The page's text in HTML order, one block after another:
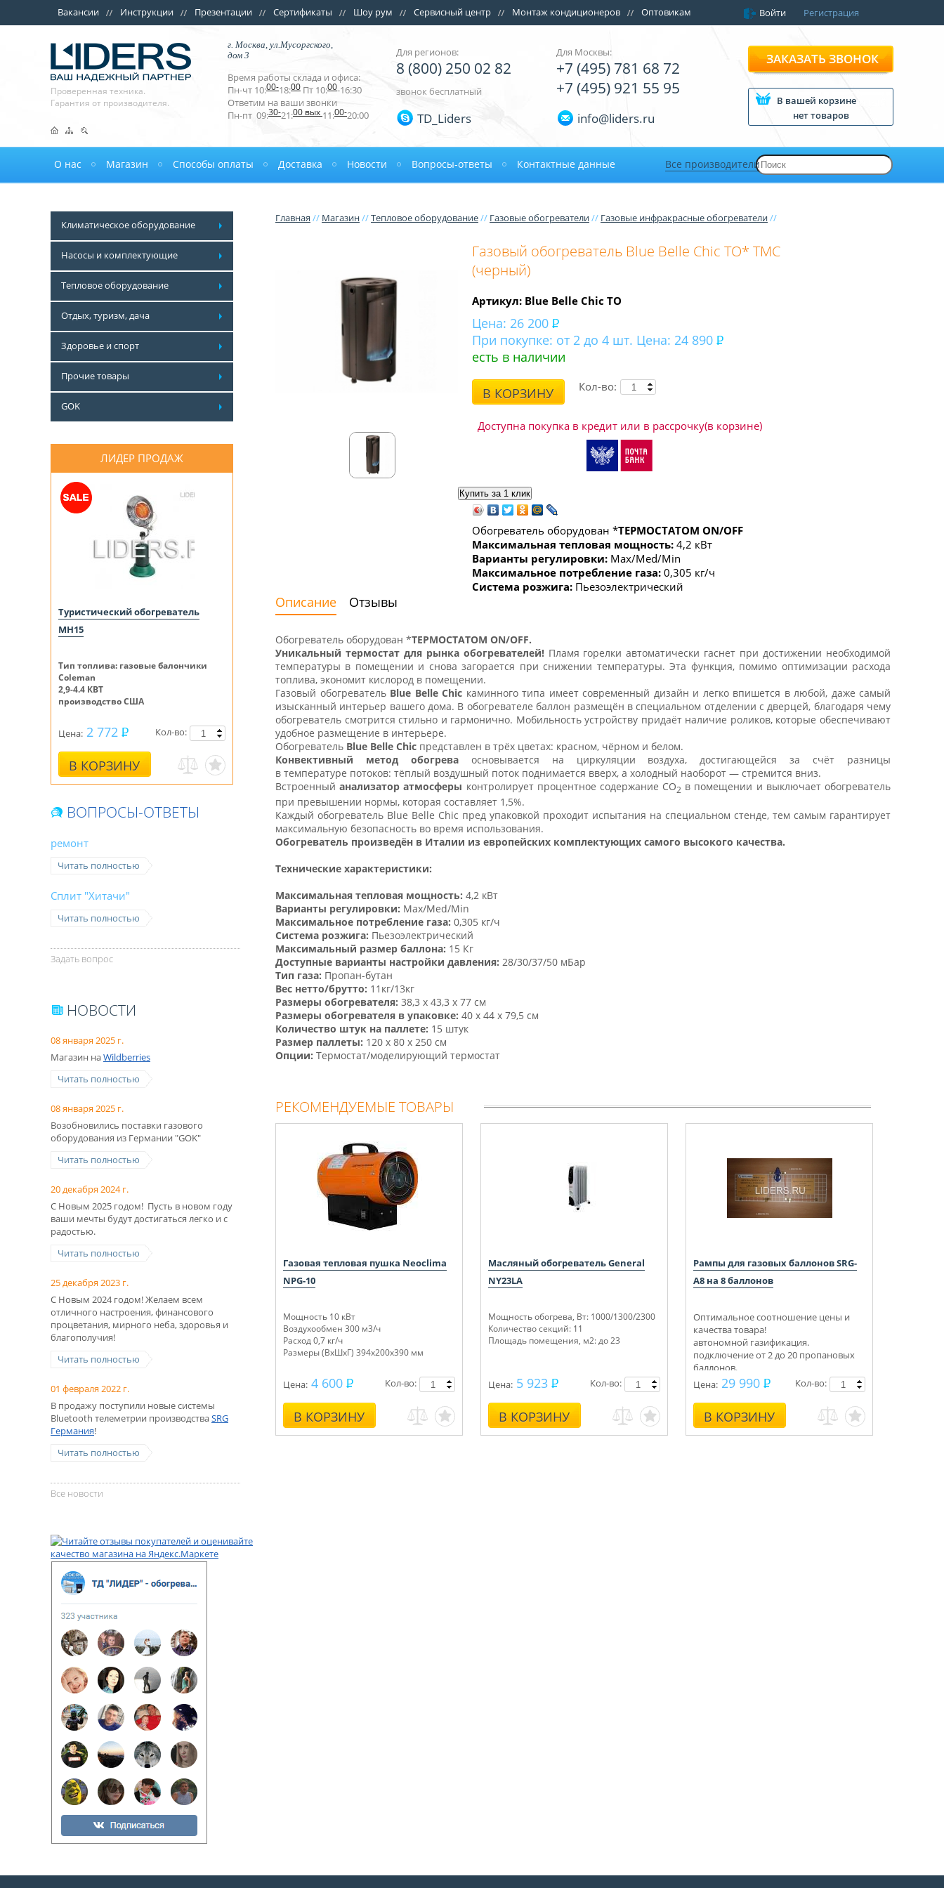
Вакансии Инструкции Презентации Сертификаты Шоу рум Сервисный центр Монтаж кондиционеров Оптовикам Войти Регистрация
Проверенная техника.
Гарантия от производителя.
г. Москва, ул.Мусоргского,
дом 3
Время работы склада и офиса:
Пн-чт 10:00-18:00 Пт 10:00-16:30
Ответим на ваши звонки
Пн-пт 09:30-21:00 вых 11:00-20:00
Для регионов:
8 (800) 250 02 82
звонок бесплатный
TD_Liders
Для Москвы:
+7 (495) 781 68 72
+7 (495) 921 55 95
info@liders.ru
ЗАКАЗАТЬ ЗВОНОК
В вашей корзине
нет товаров
О нас Магазин Способы оплаты Доставка Новости Вопросы-ответы Контактные данные Все производители
Климатическое оборудование
Насосы и комплектующие
Тепловое оборудование
Отдых, туризм, дача
Здоровье и спорт
Прочие товары
GOK
ЛИДЕР ПРОДАЖ
Туристический обогреватель
MH15
Тип топлива: газовые балончики
Coleman
2,9-4.4 КВТ
производство США
Цена: 2 772
В КОРЗИНУ
Кол-во:
ВОПРОСЫ-ОТВЕТЫ
ремонт
Читать полностью
Сплит "Хитачи"
Читать полностью
Задать вопрос
НОВОСТИ
08 января 2025 г.
Магазин наWildberries
Читать полностью
08 января 2025 г.
Возобновились поставки газового
оборудования из Германии "GOK"
Читать полностью
20 декабря 2024 г.
С Новым 2025 годом! Пусть в новом году
ваши мечты будут достигаться легко и с
радостью.
Читать полностью
25 декабря 2023 г.
С Новым 2024 годом! Желаем всем
отличного настроения, финансового
процветания, мирного неба, здоровья и
благополучия!
Читать полностью
01 февраля 2022 г.
В продажу поступили новые системы
Bluetooth телеметрии производстваSRG
Германия!
Читать полностью
Все новости
Главная // Магазин//Тепловое оборудование// Газовые обогреватели// Газовые инфракрасные обогреватели//
Газовый обогреватель Blue Belle Chic ТО* TMC
(черный)
Артикул: Blue Belle Chic ТО
Цена: 26 200
При покупке: от 2 до 4 шт. Цена: 24 890
есть в наличии
В КОРЗИНУ Кол-во:
Доступна покупка в кредит или в рассрочку(в корзине)
Обогреватель оборудован *ТЕРМОСТАТОМ ON/OFF
Максимальная тепловая мощность: 4,2 кВт
Варианты регулировки: Max/Med/Min
Максимальное потребление газа: 0,305 кг/ч
Система розжига: Пьезоэлектрический
Описание Отзывы
Обогреватель оборудован *ТЕРМОСТАТОМ ON/OFF.
Уникальный термостат для рынка обогревателей!Пламя горелки автоматически гаснет при достижении необходимой
температуры в помещении и снова загорается при снижении температуры. Эта функция, помимо оптимизации расхода
топлива, экономит кислород в помещении.
Газовый обогреватель Blue Belle Chic каминного типа имеет современный дизайн и легко впишется в любой, даже самый
изысканный интерьер вашего дома. В обогревателе баллон размещён в специальном отделении с дверцей, благодаря чему
обогреватель смотрится стильно и гармонично. Мобильность устройству придаёт наличие роликов, которые обеспечивают
удобное размещение в интерьере.
Обогреватель Blue Belle Chic представлен в трёх цветах: красном, чёрном и белом.
Конвективный метод обогреваосновывается на циркуляции воздуха, достигающейся за счёт разницы
в температуре потоков: тёплый воздушный поток поднимается вверх, а холодный наоборот — стремится вниз.
Встроенныйанализатор атмосферы контролирует процентное содержание СО2 в помещении и выключает обогреватель
при превышении нормы, которая составляет 1,5%.
Каждый обогреватель Blue Belle Chic пред упаковкой проходит испытания на специальном стенде, тем самым гарантирует
максимальную безопасность во время использования.
Обогреватель произведён в Италии из европейских комплектующих самого высокого качества.
Технические характеристики:
Максимальная тепловая мощность: 4,2 кВт
Варианты регулировки: Max/Med/Min
Максимальное потребление газа: 0,305 кг/ч
Система розжига: Пьезоэлектрический
Максимальный размер баллона: 15 Кг
Доступные варианты настройки давления: 28/30/37/50 мБар
Тип газа: Пропан-бутан
Вес нетто/брутто: 11кг/13кг
Размеры обогревателя: 38,3 х 43,3 х 77 см
Размеры обогревателя в упаковке: 40 х 44 х 79,5 см
Количество штук на паллете: 15 штук
Размер паллеты: 120 х 80 х 250 см
Опции: Термостат/моделирующий термостат
РЕКОМЕНДУЕМЫЕ ТОВАРЫ
Газовая тепловая пушка Neoclima
NPG-10
Мощность 10 кВт
Воздухообмен 300 м3/ч
Расход 0,7 кг/ч
Размеры (ВхШхГ) 394х200х390 мм
Цена: 4 600
В КОРЗИНУ
Кол-во:
Масляный обогреватель General
NY23LA
Мощность обогрева, Вт: 1000/1300/2300
Количество секций: 11
Площадь помещения, м2: до 23
Цена: 5 923
В КОРЗИНУ
Кол-во:
Рампы для газовых баллонов SRG-
A8 на 8 баллонов
Оптимальное соотношение цены и
качества товара!
автономной газификация.
подключение от 2 до 20 пропановых
баллонов.
Укомплектуем под ключ.
Консультации, монтаж.
Цена: 29 990
В КОРЗИНУ
Кол-во: